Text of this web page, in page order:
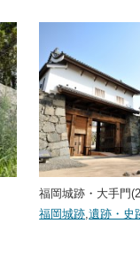
福岡城跡・大手門
福岡城跡 ,遺跡・史